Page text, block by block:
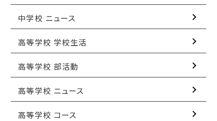
中学校 ニュース
高等学校 学校生活
高等学校 部活動
高等学校 ニュース
高等学校 コース